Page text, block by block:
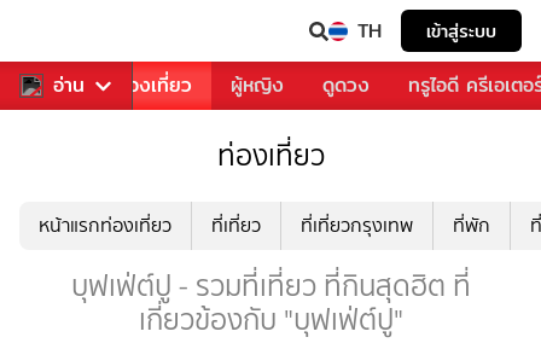
TH เข้าสู่ระบบ
อ่าน
อาหาร ท่องเที่ยว ผู้หญิง ดูดวง ทรูไอดี ครีเอเตอ
ท่องเที่ยว
หน้าแรกท่องเที่ยว ที่เที่ยว ที่เที่ยวกรุงเทพ ที่พัก
บุฟเฟ่ต์ปู - รวมที่เที่ยว ที่กินสุดฮิต ที่
เกี่ยวข้องกับ "บุฟเฟ่ต์ปู"